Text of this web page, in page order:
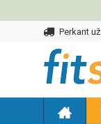
Perkant